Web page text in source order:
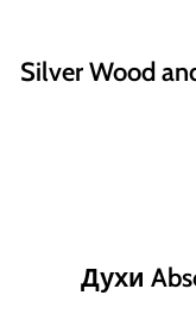
Silver Wood
Духи